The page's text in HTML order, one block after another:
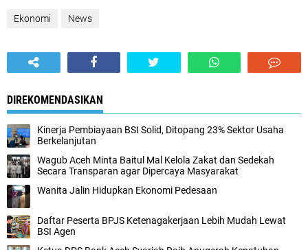
Ekonomi News
DIREKOMENDASIKAN
Kinerja Pembiayaan BSI Solid, Ditopang 23% Sektor Usaha
Berkelanjutan
Wagub Aceh Minta Baitul Mal Kelola Zakat dan Sedekah
Secara Transparan agar Dipercaya Masyarakat
Wanita Jalin Hidupkan Ekonomi Pedesaan
Daftar Peserta BPJS Ketenagakerjaan Lebih Mudah Lewat
BSI Agen